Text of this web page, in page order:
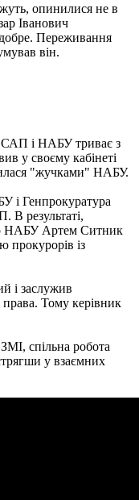
опинилися не в
Іванович
Переживання
він.
САП і НАБУ триває з
у своєму кабінеті
"жучками" НАБУ.
і Генпрокуратура
В результаті,
НАБУ Артем Ситник
прокурорів із
і заслужив
Тому керівник
спільна робота
у взаємних